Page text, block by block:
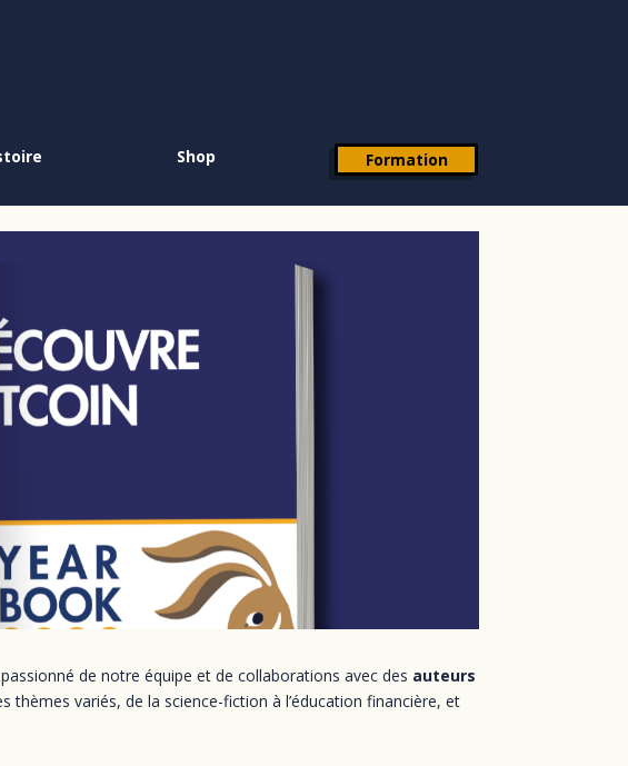
Shop Formation
de notre équipe et de collaborations avec des auteurs
variés, de la science-fiction à l’éducation financière, et